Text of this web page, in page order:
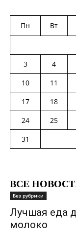
Пн Вт
3
4
10
11
17
18
24
25
31
ВСЕ
Без рубрики
Лучшая еда
молоко